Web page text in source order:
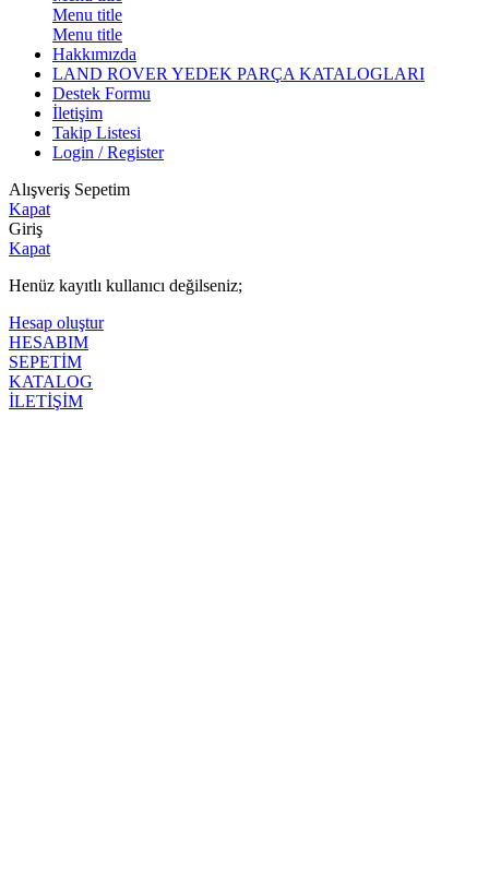
Menu title
Menu title
Hakkımızda
LAND ROVER YEDEK PARÇA KATALOGLARI
Destek Formu
İletişim
Takip Listesi
Login / Register
Alışveriş Sepetim
Kapat
Giriş
Kapat
Henüz kayıtlı kullanıcı değilseniz;
Hesap oluştur
HESABIM
SEPETİM
KATALOG
İLETİŞİM